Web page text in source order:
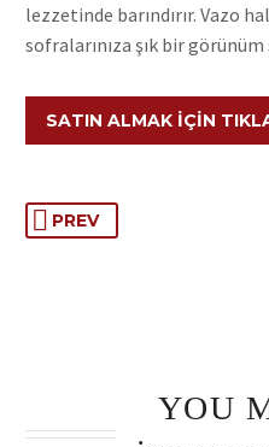
lezzetinde barındırır. Vazo
sofralarınıza şık bir görünüm
SATIN ALMAK İÇIN
PREV
YOU